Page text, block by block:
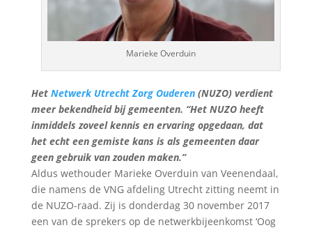
Marieke Overduin
Het Netwerk Utrecht Zorg Ouderen(NUZO) verdient
meer bekendheid bij gemeenten. “Het NUZO heeft
inmiddels zoveel kennis en ervaring opgedaan, dat
het echt een gemiste kans is als gemeenten daar
geen gebruik van zouden maken.”
Aldus wethouder Marieke Overduin van Veenendaal,
die namens de VNG afdeling Utrecht zitting neemt in
de NUZO-raad. Zij is donderdag 30 november 2017
een van de sprekers op de netwerkbijeenkomst ‘Oog